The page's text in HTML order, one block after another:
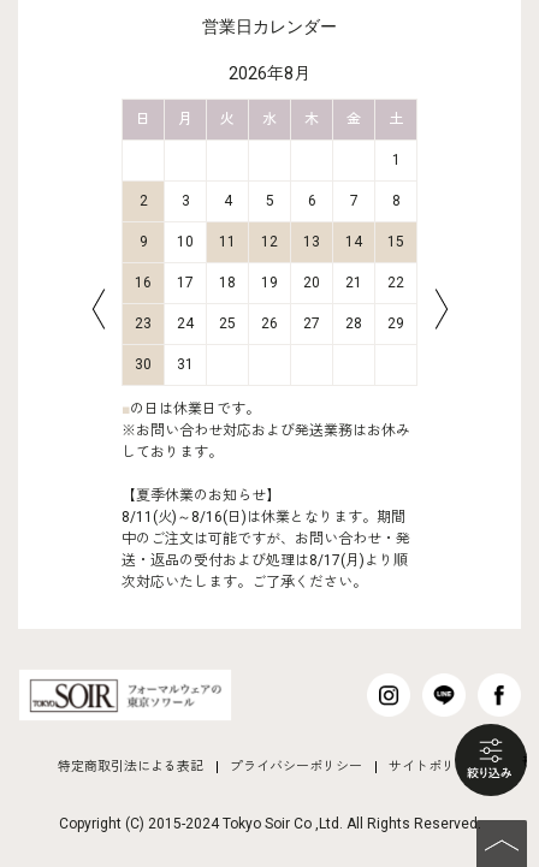
営業日カレンダー
2026年8月
日 月 火 水 木 金 土
1
2 3 4 5 6 7 8
9 10 11 12 13 14 15
16 17 18 19 20 21 22
23 24 25 26 27 28 29
30 31
■の日は休業日です。
※お問い合わせ対応および発送業務はお休み
しております。
【夏季休業のお知らせ】
8/11(火)～8/16(日)は休業となります。期間
中のご注文は可能ですが、お問い合わせ・発
送・返品の受付および処理は8/17(月)より順
次対応いたします。ご了承ください。
特定商取引法による表記 プライバシーポリシー サイトポリシー
Copyright (C) 2015-2024 Tokyo Soir Co ,Ltd. All Rights Reserved.